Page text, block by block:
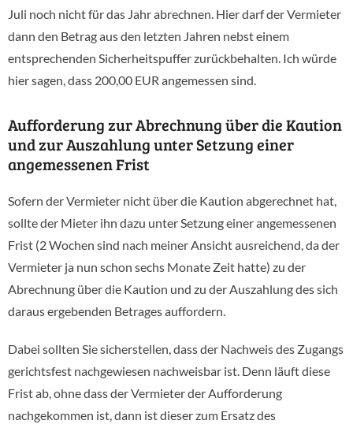
Juli noch nicht für das Jahr abrechnen. Hier darf der Vermieter
dann den Betrag aus den letzten Jahren nebst einem
entsprechenden Sicherheitspuffer zurückbehalten. Ich würde
hier sagen, dass 200,00 EUR angemessen sind.
Aufforderung zur Abrechnung über die Kaution
und zur Auszahlung unter Setzung einer
angemessenen Frist
Sofern der Vermieter nicht über die Kaution abgerechnet hat,
sollte der Mieter ihn dazu unter Setzung einer angemessenen
Frist (2 Wochen sind nach meiner Ansicht ausreichend, da der
Vermieter ja nun schon sechs Monate Zeit hatte) zu der
Abrechnung über die Kaution und zu der Auszahlung des sich
daraus ergebenden Betrages auffordern.
Dabei sollten Sie sicherstellen, dass der Nachweis des Zugangs
gerichtsfest nachgewiesen nachweisbar ist. Denn läuft diese
Frist ab, ohne dass der Vermieter der Aufforderung
nachgekommen ist, dann ist dieser zum Ersatz des